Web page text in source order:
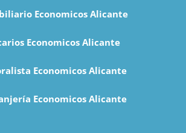
Economicos Alicante
Economicos Alicante
Economicos Alicante
Economicos Alicante